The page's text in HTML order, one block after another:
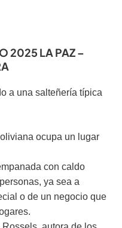
2025 LA PAZ –
a una salteñería típica
ocupa un lugar
con caldo
ya sea a
o de un negocio que